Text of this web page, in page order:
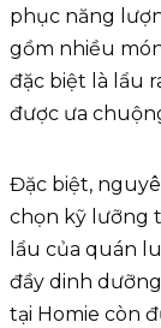
phục năng
gồm nhiều
đặc biệt là lẩu
được ưa
Đặc biệt,
chọn kỹ lưỡng
lẩu của quán
đầy dinh
tại Homie còn